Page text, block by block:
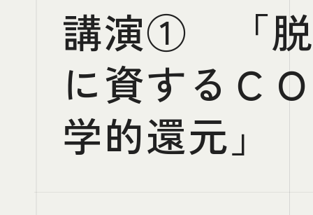
講演① 「脱
に資するＣ
学的還元」